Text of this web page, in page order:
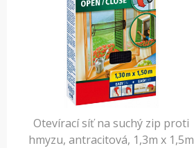
Otevírací síť na suchý zip proti
hmyzu, antracitová, 1,3m x 1,5m